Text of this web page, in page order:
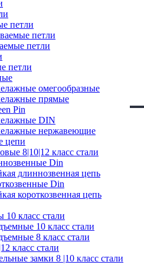
петли
петли
петли
петли
омегообразные
прямые
Pin
DIN
нержавеющие
цепи
8|10|12 класс стали
Din
длиннозвенная цепь
Din
короткозвенная цепь
класс стали
10 класс стали
8 класс стали
класс стали
замки 8 |10 класс стали